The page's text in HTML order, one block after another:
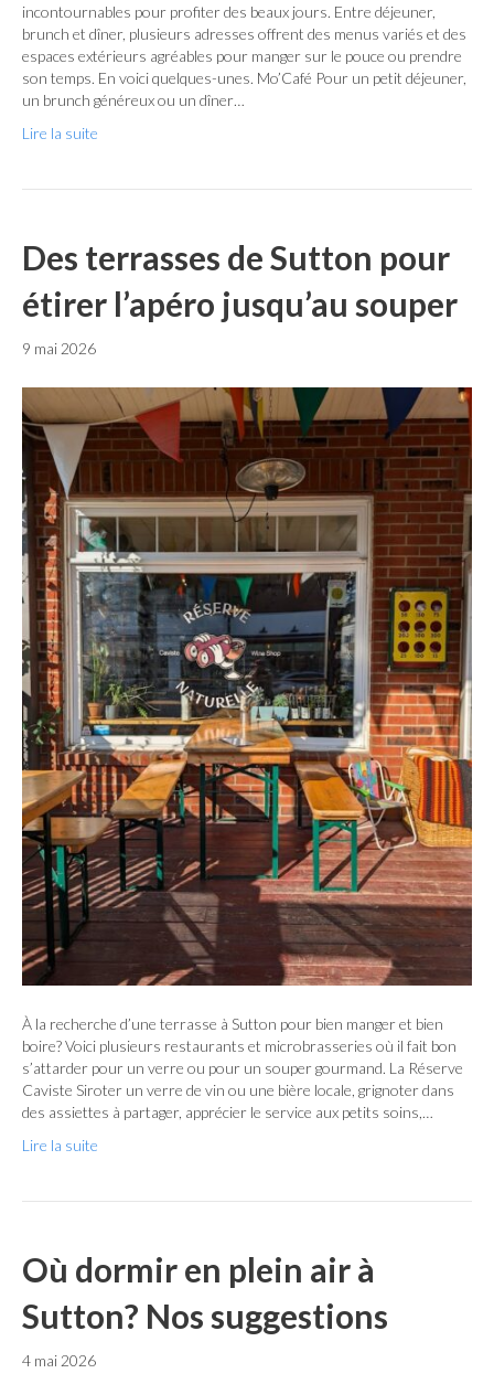
incontournables pour profiter des beaux jours. Entre déjeuner,
brunch et dîner, plusieurs adresses offrent des menus variés et des
espaces extérieurs agréables pour manger sur le pouce ou prendre
son temps. En voici quelques-unes. Mo’Café Pour un petit déjeuner,
un brunch généreux ou un dîner…
Lire la suite
Des terrasses de Sutton pour
étirer l’apéro jusqu’au souper
9 mai 2026
À la recherche d’une terrasse à Sutton pour bien manger et bien
boire? Voici plusieurs restaurants et microbrasseries où il fait bon
s’attarder pour un verre ou pour un souper gourmand. La Réserve
Caviste Siroter un verre de vin ou une bière locale, grignoter dans
des assiettes à partager, apprécier le service aux petits soins,…
Lire la suite
Où dormir en plein air à
Sutton? Nos suggestions
4 mai 2026